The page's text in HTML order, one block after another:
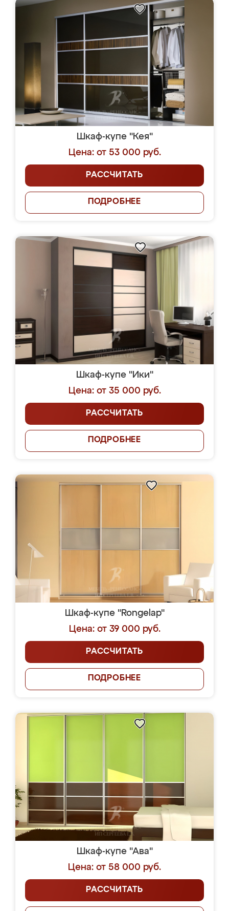
Шкаф-купе "Кея"
Цена: от 53 000 руб.
РАССЧИТАТЬ
ПОДРОБНЕЕ
Шкаф-купе "Ики"
Цена: от 35 000 руб.
РАССЧИТАТЬ
ПОДРОБНЕЕ
Шкаф-купе "Rongelap"
Цена: от 39 000 руб.
РАССЧИТАТЬ
ПОДРОБНЕЕ
Шкаф-купе "Ава"
Цена: от 58 000 руб.
РАССЧИТАТЬ